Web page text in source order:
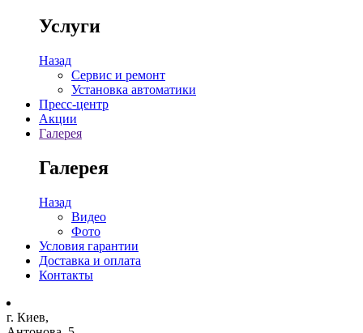
Услуги
Назад
Сервис и ремонт
Установка автоматики
Пресс-центр
Акции
Галерея
Галерея
Назад
Видео
Фото
Условия гарантии
Доставка и оплата
Контакты
г. Киев,